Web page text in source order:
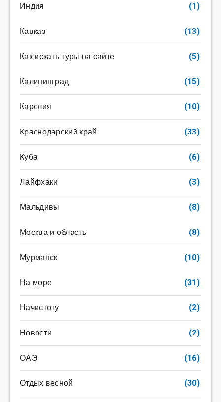
Индия (1)
Кавказ (13)
Как искать туры на сайте (5)
Калининград (15)
Карелия (10)
Краснодарский край (33)
Куба (6)
Лайфхаки (3)
Мальдивы (8)
Москва и область (8)
Мурманск (10)
На море (31)
Начистоту (2)
Новости (2)
ОАЭ (16)
Отдых весной (30)